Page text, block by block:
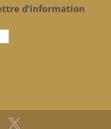
d’information